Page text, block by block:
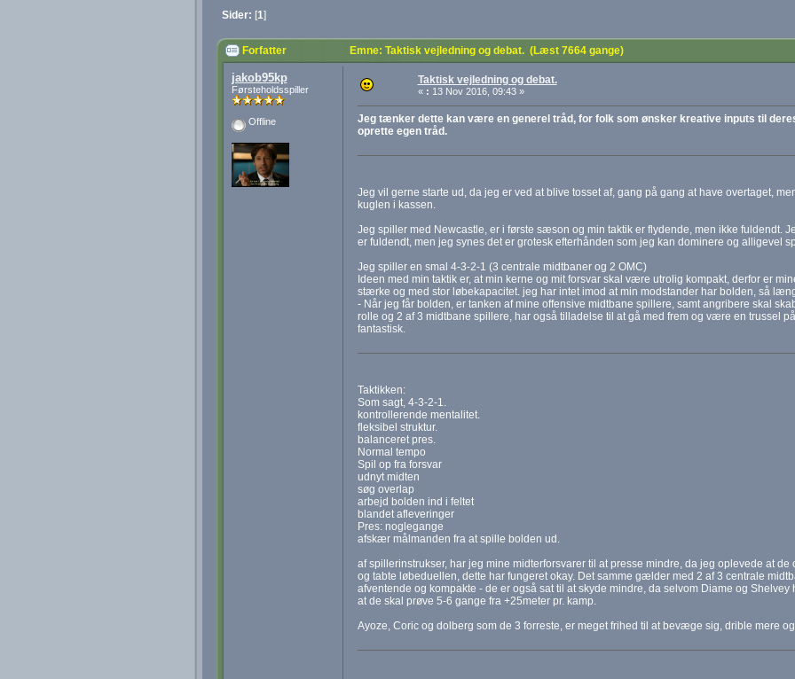
Sider: [1]
Forfatter Emne: Taktisk vejledning og debat. (Læst 7664 gange)
jakob95kp
Førsteholdsspiller
Offline
Taktisk vejledning og debat.
« : 13 Nov 2016, 09:43 »
Jeg tænker dette kan være en generel tråd, for folk som ønsker kreative inputs til
oprette egen tråd.
Jeg vil gerne starte ud, da jeg er ved at blive tosset af, gang på gang at have overtaget,
kuglen i kassen.
Jeg spiller med Newcastle, er i første sæson og min taktik er flydende, men ikke fuldendt.
er fuldendt, men jeg synes det er grotesk efterhånden som jeg kan dominere og alligevel
Jeg spiller en smal 4-3-2-1 (3 centrale midtbaner og 2 OMC)
Ideen med min taktik er, at min kerne og mit forsvar skal være utrolig kompakt, derfor er
stærke og med stor løbekapacitet. jeg har intet imod at min modstander har bolden, så
- Når jeg får bolden, er tanken af mine offensive midtbane spillere, samt angribere skal
rolle og 2 af 3 midtbane spillere, har også tilladelse til at gå med frem og være en trussel
fantastisk.
Taktikken:
Som sagt, 4-3-2-1.
kontrollerende mentalitet.
fleksibel struktur.
balanceret pres.
Normal tempo
Spil op fra forsvar
udnyt midten
søg overlap
arbejd bolden ind i feltet
blandet afleveringer
Pres: noglegange
afskær målmanden fra at spille bolden ud.
af spillerinstrukser, har jeg mine midterforsvarer til at presse mindre, da jeg oplevede at de
og tabte løbeduellen, dette har fungeret okay. Det samme gælder med 2 af 3 centrale
afventende og kompakte - de er også sat til at skyde mindre, da selvom Diame og Shelvey
at de skal prøve 5-6 gange fra +25meter pr. kamp.
Ayoze, Coric og dolberg som de 3 forreste, er meget frihed til at bevæge sig, drible mere